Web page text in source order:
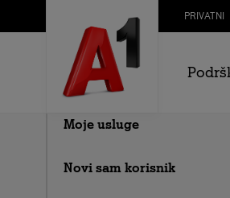
Skip to Main Content PRIVATNI
Detalji o aplikaciji
Korištenje aplikacije
Moje usluge
Novi sam korisnik